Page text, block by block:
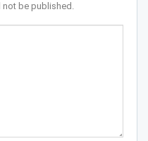
not be published.